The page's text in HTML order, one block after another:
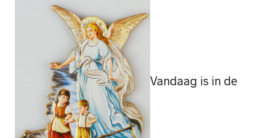
Vandaag is in de